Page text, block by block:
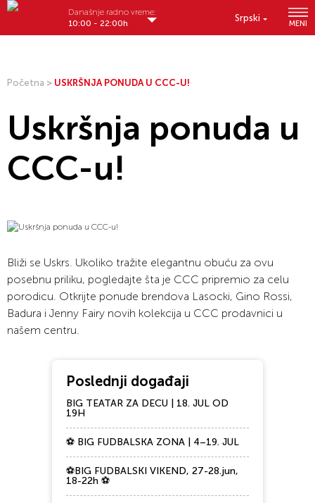
Srpski
MENI
Današnje radno vreme:
10:00 - 22:00h
Početna > USKRŠNJA PONUDA U CCC-U!
Uskršnja ponuda u
CCC-u!
Bliži se Uskrs. Ukoliko tražite elegantnu obuću za ovu
posebnu priliku, pogledajte šta je CCC pripremio za celu
porodicu. Otkrijte ponude brendova Lasocki, Gino Rossi,
Badura i Jenny Fairy novih kolekcija u CCC prodavnici u
našem centru.
Poslednji događaji
BIG TEATAR ZA DECU | 18. JUL OD
19H
⚽ BIG FUDBALSKA ZONA | 4–19. JUL
⚽BIG FUDBALSKI VIKEND, 27-28.jun,
18-22h ⚽